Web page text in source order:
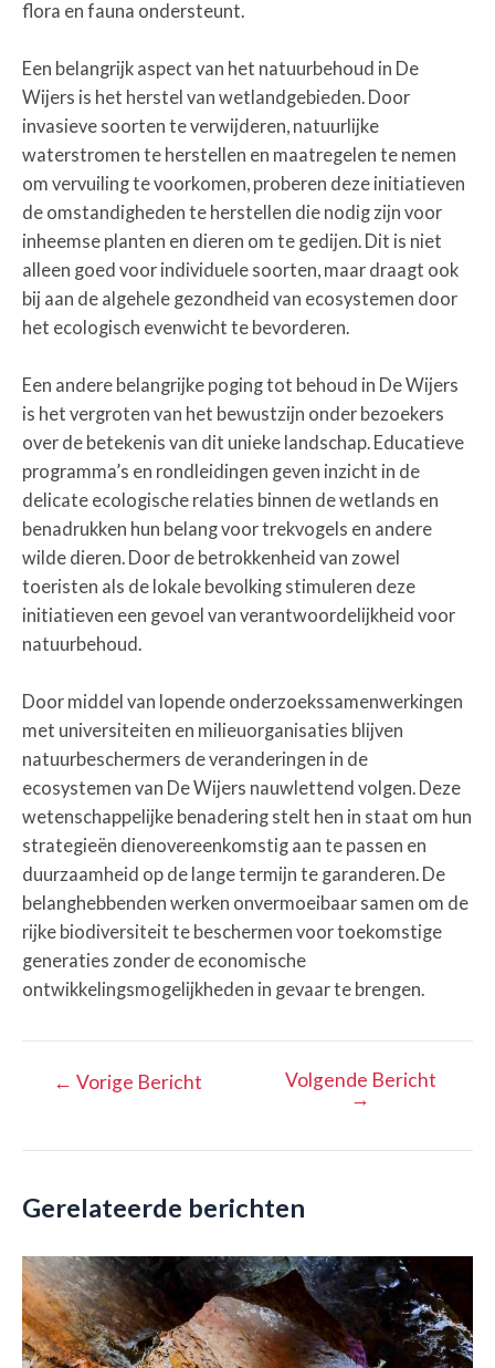
flora en fauna ondersteunt.
Een belangrijk aspect van het natuurbehoud in De
Wijers is het herstel van wetlandgebieden. Door
invasieve soorten te verwijderen, natuurlijke
waterstromen te herstellen en maatregelen te nemen
om vervuiling te voorkomen, proberen deze initiatieven
de omstandigheden te herstellen die nodig zijn voor
inheemse planten en dieren om te gedijen. Dit is niet
alleen goed voor individuele soorten, maar draagt ook
bij aan de algehele gezondheid van ecosystemen door
het ecologisch evenwicht te bevorderen.
Een andere belangrijke poging tot behoud in De Wijers
is het vergroten van het bewustzijn onder bezoekers
over de betekenis van dit unieke landschap. Educatieve
programma’s en rondleidingen geven inzicht in de
delicate ecologische relaties binnen de wetlands en
benadrukken hun belang voor trekvogels en andere
wilde dieren. Door de betrokkenheid van zowel
toeristen als de lokale bevolking stimuleren deze
initiatieven een gevoel van verantwoordelijkheid voor
natuurbehoud.
Door middel van lopende onderzoekssamenwerkingen
met universiteiten en milieuorganisaties blijven
natuurbeschermers de veranderingen in de
ecosystemen van De Wijers nauwlettend volgen. Deze
wetenschappelijke benadering stelt hen in staat om hun
strategieën dienovereenkomstig aan te passen en
duurzaamheid op de lange termijn te garanderen. De
belanghebbenden werken onvermoeibaar samen om de
rijke biodiversiteit te beschermen voor toekomstige
generaties zonder de economische
ontwikkelingsmogelijkheden in gevaar te brengen.
Bericht
← Vorige Bericht
Volgende Bericht
→
Gerelateerde berichten